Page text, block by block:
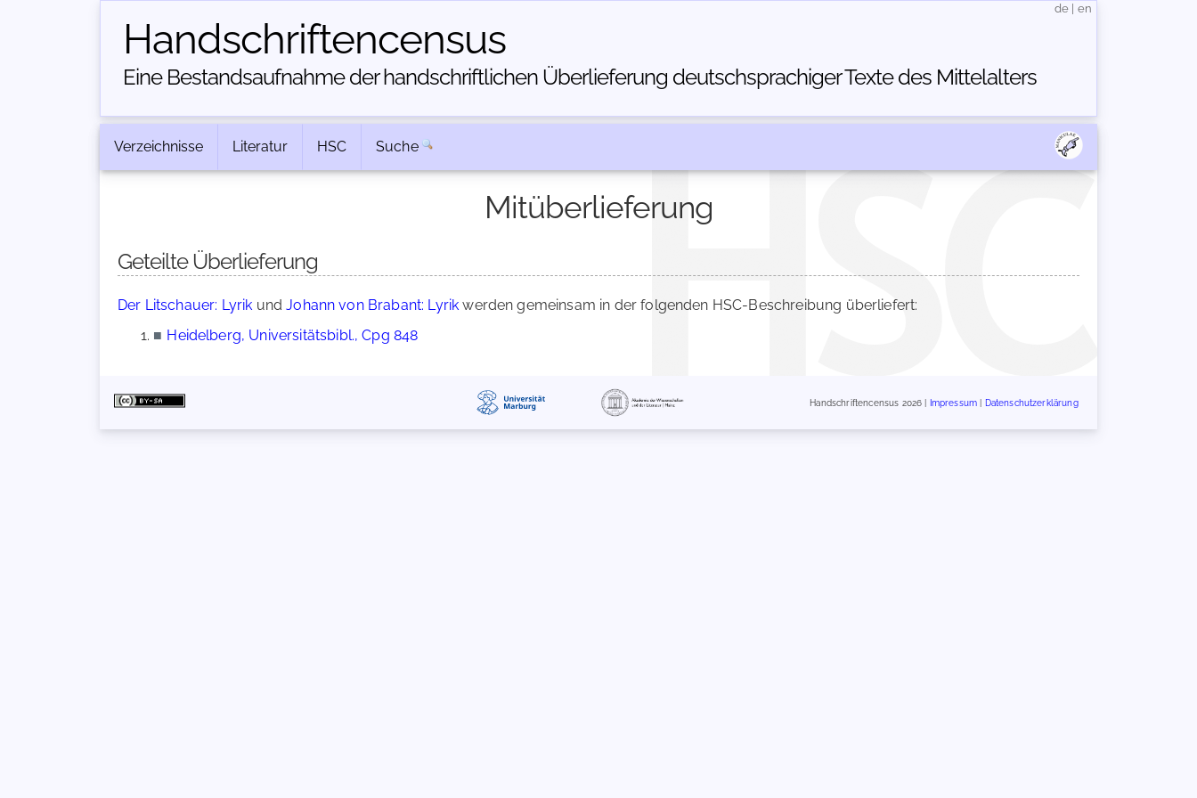
Handschriften­census
Eine Bestandsaufnahme der handschriftlichen Über­lieferung deutschsprachiger Texte des Mittelalters
de en
Verzeichnisse Literatur HSC Suche
Mitüberlieferung
Geteilte Überlieferung
Der Litschauer: Lyrik undJohann von Brabant: Lyrik werden gemeinsam in der folgenden HSC-Beschreibung überliefert:
■ Heidelberg, Universitätsbibl., Cpg 848
Handschriftencensus 2026 | Impressum Datenschutzerklärung